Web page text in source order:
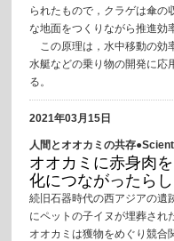
られたもので，クラゲは傘の
な地面をつくりながら推進効
この原理は，水中移動の効
水艇などの乗り物の開発に応
る。
2021年03月15日
人間とオオカミの共存
オオカミに赤身肉
化につながったら
続旧石器時代の西アジアの遺
にペットの子イヌが埋葬され
オオカミは獲物をめぐり競合